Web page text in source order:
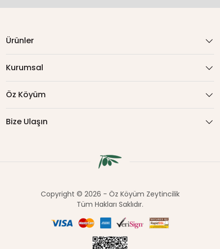
Ürünler
Kurumsal
Öz Köyüm
Bize Ulaşın
Copyright © 2026 - Öz Köyüm Zeytincilik
Tüm Hakları Saklıdır.